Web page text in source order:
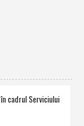
cadrul Serviciului